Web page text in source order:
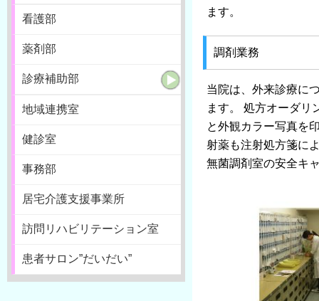
看護部
薬剤部
診療補助部
地域連携室
健診室
事務部
居宅介護支援事業所
訪問リハビリテーション室
患者サロン”だいだい”
ます。
調剤業務
当院は、外来診療に
ます。 処方オーダリ
と外観カラー写真を
射薬も注射処方箋に
無菌調剤室の安全キ